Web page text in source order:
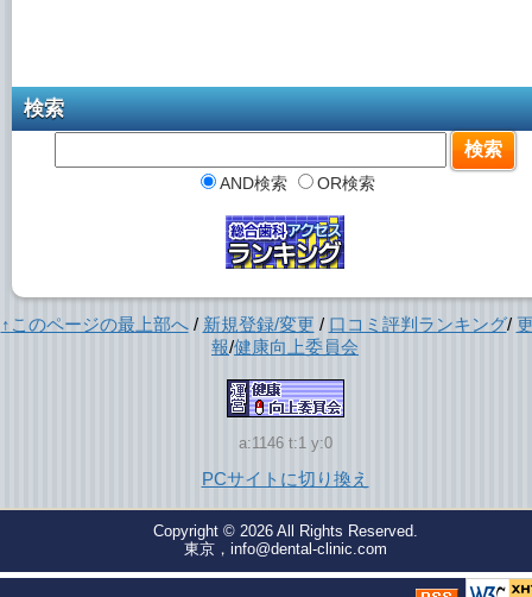
検索
AND検索 OR検索
↑このページの最上部へ/ 新規登録/変更 / 口コミ評判ランキング/
報/健康向上委員会
a:1146 t:1 y:0
PCサイトに切り換え
Copyright © 2026 All Rights Reserved.
東京，info@dental-clinic.com